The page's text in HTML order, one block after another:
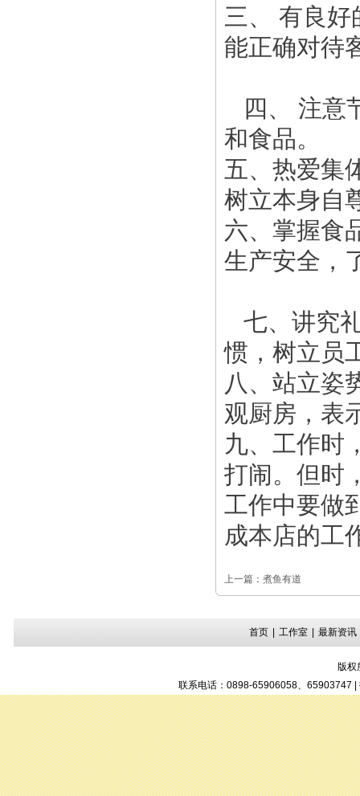
三、 有良
能正确对待
四、 注意
和食品。
五、热爱集
树立本身自
六、掌握食
生产安全，
七、讲究
惯，树立员
八、站立姿
观厨房，表
九、工作时
打闹。但时
工作中要做
成本店的工
上一篇： 煮鱼有道
首页 工作室 最新资讯
版权
联系电话：0898-65906058、65903747